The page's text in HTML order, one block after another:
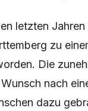
letzten
zu
Die
nach
dazu